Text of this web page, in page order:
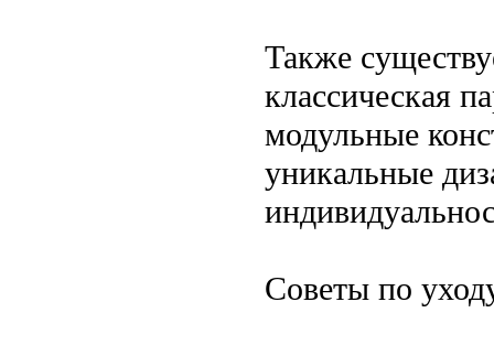
Также
классическая
модульные
уникальные
Советы по